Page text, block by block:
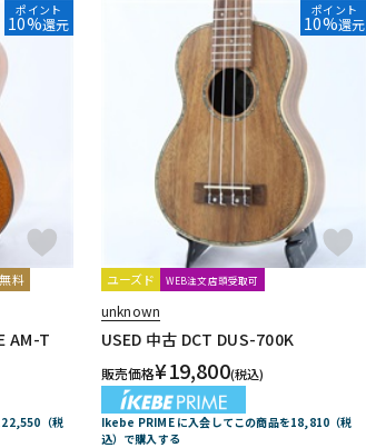
ポイント
10%還元
料
AM-T
（税
ポイント
10%還元
ユーズド WEB注文店頭受取可
unknown
USED 中古 DCT DUS-700K
販売価格¥19,800(税込)
Ikebe PRIME に入会してこの商品を18,810（税
込）で購入する